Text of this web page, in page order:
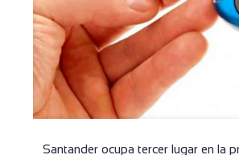
Santander ocupa tercer lugar en la